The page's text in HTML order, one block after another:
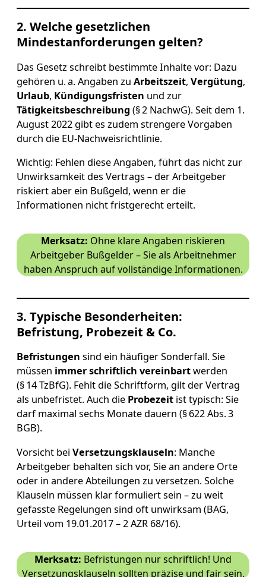
2. Welche gesetzlichen
Mindestanforderungen gelten?
Das Gesetz schreibt bestimmte Inhalte vor: Dazu
gehören u. a. Angaben zu Arbeitszeit, Vergütung,
Urlaub, Kündigungsfristen und zur
Tätigkeitsbeschreibung (§ 2 NachwG). Seit dem 1.
August 2022 gibt es zudem strengere Vorgaben
durch die EU-Nachweisrichtlinie.
Wichtig: Fehlen diese Angaben, führt das nicht zur
Unwirksamkeit des Vertrags – der Arbeitgeber
riskiert aber ein Bußgeld, wenn er die
Informationen nicht fristgerecht erteilt.
Merksatz: Ohne klare Angaben riskieren
Arbeitgeber Bußgelder – Sie als Arbeitnehmer
haben Anspruch auf vollständige Informationen.
3. Typische Besonderheiten:
Befristung, Probezeit & Co.
Befristungen sind ein häufiger Sonderfall. Sie
müssen immer schriftlich vereinbartwerden
(§ 14 TzBfG). Fehlt die Schriftform, gilt der Vertrag
als unbefristet. Auch die Probezeit ist typisch: Sie
darf maximal sechs Monate dauern (§ 622 Abs. 3
BGB).
Vorsicht bei Versetzungsklauseln: Manche
Arbeitgeber behalten sich vor, Sie an andere Orte
oder in andere Abteilungen zu versetzen. Solche
Klauseln müssen klar formuliert sein – zu weit
gefasste Regelungen sind oft unwirksam (BAG,
Urteil vom 19.01.2017 – 2 AZR 68/16).
Merksatz: Befristungen nur schriftlich! Und
Versetzungsklauseln sollten präzise und fair sein.